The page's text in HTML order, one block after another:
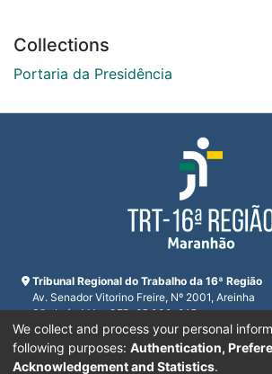
Collections
Portaria da Presidência
Tribunal Regional do Trabalho da 16ª Região
Av. Senador Vitorino Freire, Nº 2001, Areinha
São Luís, MA - CEP: 65.030-015
CNPJ 23.608.631/0001-93
Horário de funcionamento:
De segunda a sexta-feira das 7:30 às 16:00
We collect and process your personal
following purposes: Authentication,
Acknowledgement and Statistics.